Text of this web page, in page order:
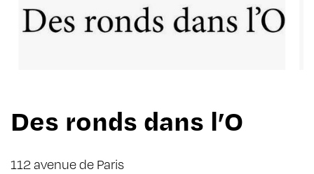
Des ronds dans l’O
112 avenue de Paris